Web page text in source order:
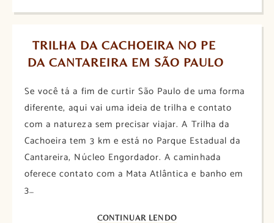
TRILHA DA CACHOEIRA NO PE
DA CANTAREIRA EM SÃO PAULO
Se você tá a fim de curtir São Paulo de uma forma
diferente, aqui vai uma ideia de trilha e contato
com a natureza sem precisar viajar. A Trilha da
Cachoeira tem 3 km e está no Parque Estadual da
Cantareira, Núcleo Engordador. A caminhada
oferece contato com a Mata Atlântica e banho em
3…
CONTINUAR LENDO